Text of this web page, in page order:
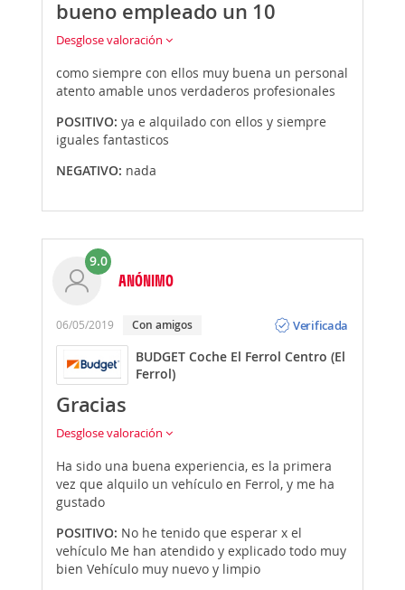
bueno empleado un 10
Desglose valoración
como siempre con ellos muy buena un personal
atento amable unos verdaderos profesionales
POSITIVO: ya e alquilado con ellos y siempre
iguales fantasticos
NEGATIVO: nada
9.0
ANÓNIMO
06/05/2019 Con amigos
Verificada
BUDGET Coche El Ferrol Centro (El
Ferrol)
Gracias
Desglose valoración
Ha sido una buena experiencia, es la primera
vez que alquilo un vehículo en Ferrol, y me ha
gustado
POSITIVO: No he tenido que esperar x el
vehículo Me han atendido y explicado todo muy
bien Vehículo muy nuevo y limpio